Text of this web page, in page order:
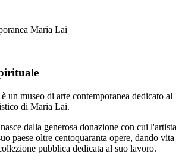
Maria Lai
un museo di arte contemporanea dedicato al
di Maria Lai.
dalla generosa donazione con cui l'artista
paese oltre centoquaranta opere, dando vita
pubblica dedicata al suo lavoro.